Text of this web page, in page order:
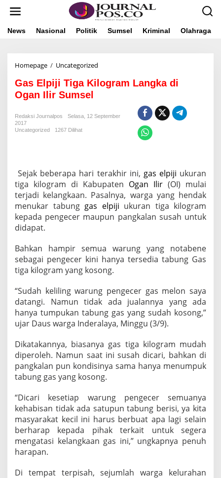
News Nasional Politik Sumsel Kriminal Olahraga
Homepage / Uncategorized
s
i
a
K
i
l
g
L
n
k
a
d
i
O
a
n
I
l
i
S
u
m
s
e
l
Gas Elpiji Tiga Kilogram Langka di
Ogan Ilir Sumsel
Redaksi Journalpos
Selasa, 12 September
2017
Uncategorized
1267 Dilihat
Sejak beberapa hari terakhir ini, gas elpiji ukuran
tiga kilogram di Kabupaten Ogan Ilir (OI) mulai
terjadi kelangkaan. Pasalnya, warga yang hendak
menukar tabung gas elpiji ukuran tiga kilogram
kepada pengecer maupun pangkalan susah untuk
didapat.
Bahkan hampir semua warung yang notabene
sebagai pengecer kini hanya tersedia tabung Gas
tiga kilogram yang kosong.
“Sudah keliling warung pengecer gas melon saya
datangi. Namun tidak ada jualannya yang ada
hanya tumpukan tabung gas yang sudah kosong,”
ujar Daus warga Inderalaya, Minggu (3/9).
Dikatakannya, biasanya gas tiga kilogram mudah
diperoleh. Namun saat ini susah dicari, bahkan di
pangkalan pun kondisinya sama hanya menumpuk
tabung gas yang kosong.
“Dicari kesetiap warung pengecer semuanya
kehabisan tidak ada satupun tabung berisi, ya kita
masyarakat kecil ini harus berbuat apa lagi selain
berharap kepada pihak terkait untuk segera
mengatasi kelangkaan gas ini,” ungkapnya penuh
harapan.
Di tempat terpisah, sejumlah warga kelurahan